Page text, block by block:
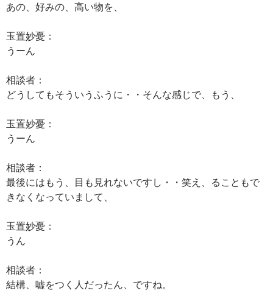
あの、好みの、高い物を、
玉置妙憂：
うーん
相談者：
どうしてもそういうふうに・・そんな感じで、もう、
玉置妙憂：
うーん
相談者：
最後にはもう、目も見れないですし・・笑え、ることもで
きなくなっていまして、
玉置妙憂：
うん
相談者：
結構、嘘をつく人だったん、ですね。